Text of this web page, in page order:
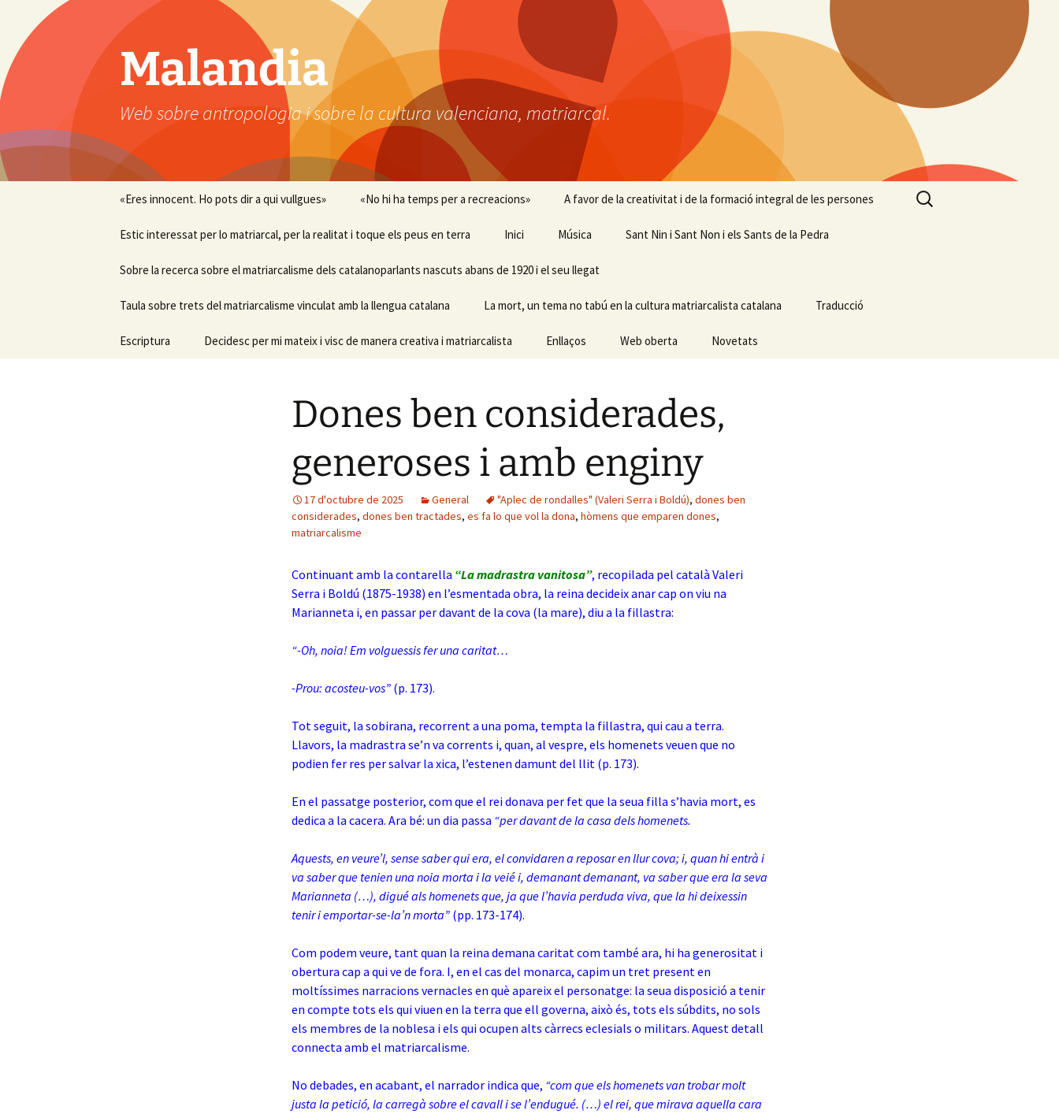
contingut
Malandia
Web sobre antropologia i sobre la cultura valenciana, matriarcal.
«Eres innocent. Ho pots dir a qui vullgues» «No hi ha temps per a recreacions» A favor de la creativitat i de la formació integral de les persones
Estic interessat per lo matriarcal, per la realitat i toque els peus en terra Inici Música Sant Nin i Sant Non i els Sants de la Pedra
Sobre la recerca sobre el matriarcalisme dels catalanoparlants nascuts abans de 1920 i el seu llegat
Taula sobre trets del matriarcalisme vinculat amb la llengua catalana La mort, un tema no tabú en la cultura matriarcalista catalana Traducció
Escriptura Decidesc per mi mateix i visc de manera creativa i matriarcalista Enllaços Web oberta Novetats
Cerca:
Dones ben considerades,
generoses i amb enginy
17 d'octubre de 2025 General "Aplec de rondalles" (Valeri Serra i Boldú), dones ben
considerades, dones ben tractades, es fa lo que vol la dona, hòmens que emparen dones,
matriarcalisme
Continuant amb la contarella “La madrastra vanitosa”, recopilada pel català Valeri
Serra i Boldú (1875-1938) en l’esmentada obra, la reina decideix anar cap on viu na
Marianneta i, en passar per davant de la cova (la mare), diu a la fillastra:
“-Oh, noia! Em volguessis fer una caritat…
-Prou: acosteu-vos” (p. 173).
Tot seguit, la sobirana, recorrent a una poma, tempta la fillastra, qui cau a terra.
Llavors, la madrastra se’n va corrents i, quan, al vespre, els homenets veuen que no
podien fer res per salvar la xica, l’estenen damunt del llit (p. 173).
En el passatge posterior, com que el rei donava per fet que la seua filla s’havia mort, es
dedica a la cacera. Ara bé: un dia passa “per davant de la casa dels homenets.
Aquests, en veure’l, sense saber qui era, el convidaren a reposar en llur cova; i, quan hi entrà i
va saber que tenien una noia morta i la veié i, demanant demanant, va saber que era la seva
Marianneta (…), digué als homenets que, ja que l’havia perduda viva, que la hi deixessin
tenir i emportar-se-la’n morta” (pp. 173-174).
Com podem veure, tant quan la reina demana caritat com també ara, hi ha generositat i
obertura cap a qui ve de fora. I, en el cas del monarca, capim un tret present en
moltíssimes narracions vernacles en què apareix el personatge: la seua disposició a tenir
en compte tots els qui viuen en la terra que ell governa, això és, tots els súbdits, no sols
els membres de la noblesa i els qui ocupen alts càrrecs eclesials o militars. Aquest detall
connecta amb el matriarcalisme.
No debades, en acabant, el narrador indica que, “com que els homenets van trobar molt
justa la petició, la carregà sobre el cavall i se l’endugué. (…) el rei, que mirava aquella cara